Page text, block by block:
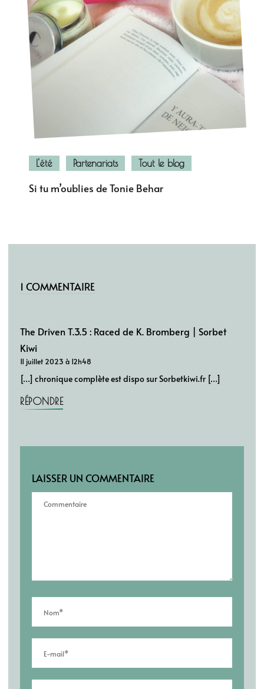
L'été Partenariats Tout le blog
Si tu m’oublies de Tonie Behar
1 COMMENTAIRE
The Driven T.3.5 : Raced de K. Bromberg | Sorbet
Kiwi
11 juillet 2023 à 12h48
[…] chronique complète est dispo sur Sorbetkiwi.fr […]
RÉPONDRE
LAISSER UN COMMENTAIRE